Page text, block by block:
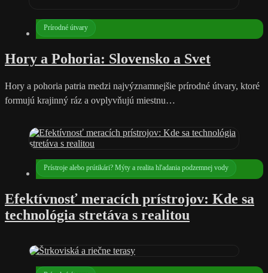
Prírodné útvary
Hory a Pohoria: Slovensko a Svet
Hory a pohoria patria medzi najvýznamnejšie prírodné útvary, ktoré
formujú krajinný ráz a ovplyvňujú miestnu…
Prístroje alebo prútikári? Mýty a realita hľadania podzemnej vody
Efektívnosť meracích prístrojov: Kde sa
technológia stretáva s realitou